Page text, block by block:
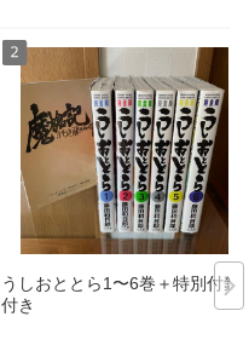
うしおととら1〜6巻＋特別付録
付き